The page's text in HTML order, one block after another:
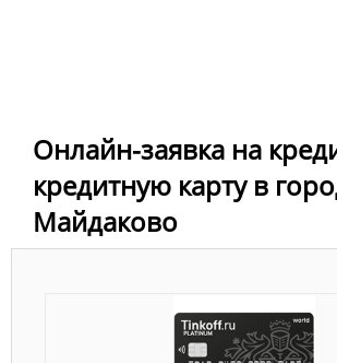
Онлайн-заявка на
кредитную карту в
Майдаково